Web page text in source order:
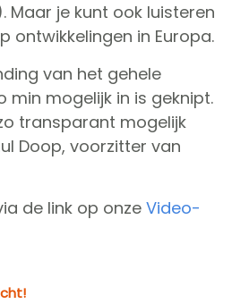
Maar je kunt ook luisteren
ontwikkelingen in Europa.
van het gehele
min mogelijk in is geknipt.
transparant mogelijk
Doop, voorzitter van
de link op onze Video-